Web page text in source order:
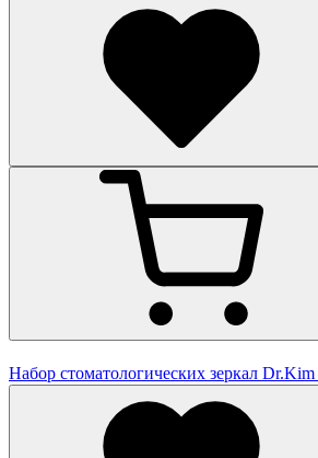
Набор стоматологических зеркал